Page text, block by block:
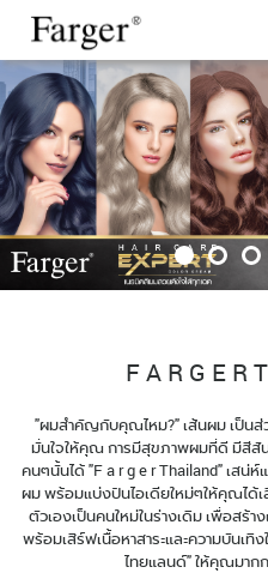
F A R G E R
"ผมสำคัญกับคุณไหม?" เส้นผม เป็น
มั่นใจให้คุณ การมีสุขภาพผมที่ดี มีสีสั
คนๆนั้นได้ "F a r g e r Thailand" เส
ผม พร้อมแบ่งปันไอเดียใหม่ๆให้คุณได้
ตัวเองเป็นคนใหม่ในร่างเดิม เพื่อสร้
พร้อมเสิร์ฟเนื้อหาสาระและความบันเทิ
ไทยแลนด์" ให้คุณมาก